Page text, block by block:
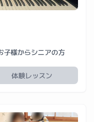
子様からシニアの方
体験レッスン